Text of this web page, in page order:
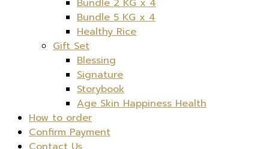
Bundle 2 KG x 4
Bundle 5 KG x 4
Healthy Rice
Gift Set
Blessing
Signature
Storybook
Age Skin Happiness Health
How to order
Confirm Payment